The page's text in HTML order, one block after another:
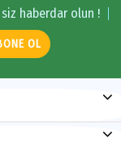
haberdar olun !
OL